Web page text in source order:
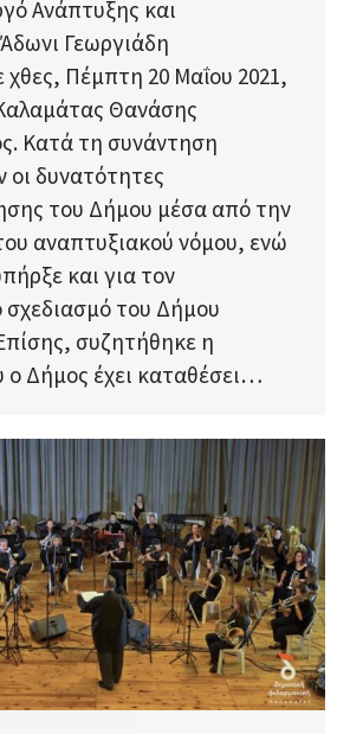
Ανάπτυξης και
Γεωργιάδη
χθες, Πέμπτη 20 Μαΐου 2021,
Θανάσης
Κατά τη συνάντηση
δυνατότητες
του Δήμου μέσα από την
αναπτυξιακού νόμου, ενώ
και για τον
σχεδιασμό του Δήμου
συζητήθηκε η
Δήμος έχει καταθέσει…